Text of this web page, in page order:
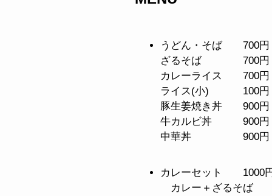
うどん・そば 700円
ざるそば 700円
カレーライス 700円
ライス(小) 100円
豚生姜焼き丼 900円
牛カルビ丼 900円
中華丼 900円
カレーセット 1000
カレー＋ざるそば